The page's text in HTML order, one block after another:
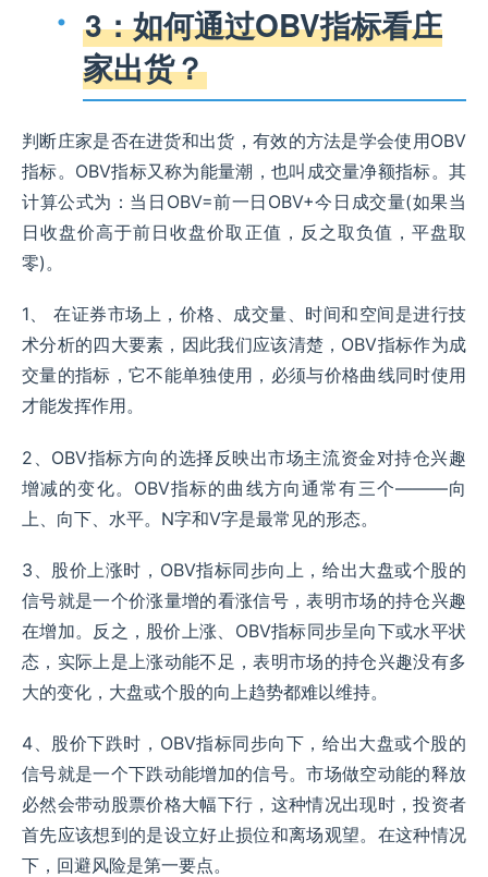
3：如何通过OBV指标看庄
家出货？
判断庄家是否在进货和出货，有效的方法是学会使用OBV
指标。OBV指标又称为能量潮，也叫成交量净额指标。其
计算公式为：当日OBV=前一日OBV+今日成交量(如果当
日收盘价高于前日收盘价取正值，反之取负值，平盘取
零)。
1、 在证券市场上，价格、成交量、时间和空间是进行技
术分析的四大要素，因此我们应该清楚，OBV指标作为成
交量的指标，它不能单独使用，必须与价格曲线同时使用
才能发挥作用。
2、OBV指标方向的选择反映出市场主流资金对持仓兴趣
增减的变化。OBV指标的曲线方向通常有三个———向
上、向下、水平。N字和V字是最常见的形态。
3、股价上涨时，OBV指标同步向上，给出大盘或个股的
信号就是一个价涨量增的看涨信号，表明市场的持仓兴趣
在增加。反之，股价上涨、OBV指标同步呈向下或水平状
态，实际上是上涨动能不足，表明市场的持仓兴趣没有多
大的变化，大盘或个股的向上趋势都难以维持。
4、股价下跌时，OBV指标同步向下，给出大盘或个股的
信号就是一个下跌动能增加的信号。市场做空动能的释放
必然会带动股票价格大幅下行，这种情况出现时，投资者
首先应该想到的是设立好止损位和离场观望。在这种情况
下，回避风险是第一要点。